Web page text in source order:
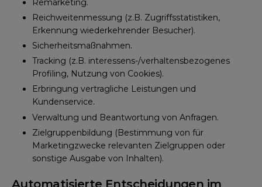
Remarketing.
Reichweitenmessung (z.B. Zugriffsstatistiken,
Erkennung wiederkehrender Besucher).
Sicherheitsmaßnahmen.
Tracking (z.B. interessens-/verhaltensbezogenes
Profiling, Nutzung von Cookies).
Erbringung vertragliche Leistungen und
Kundenservice.
Verwaltung und Beantwortung von Anfragen.
Zielgruppenbildung (Bestimmung von für
Marketingzwecke relevanten Zielgruppen oder
sonstige Ausgabe von Inhalten).
Automatisierte Entscheidungen im